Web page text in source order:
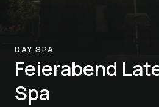
DAY SPA
Feierabend
Spa